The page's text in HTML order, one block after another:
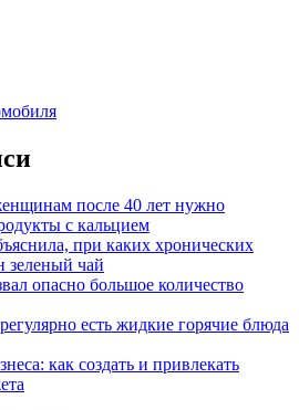
после 40 лет нужно
с кальцием
при каких хронических
зеленый чай
опасно большое количество
есть жидкие горячие блюда
как создать и привлекать